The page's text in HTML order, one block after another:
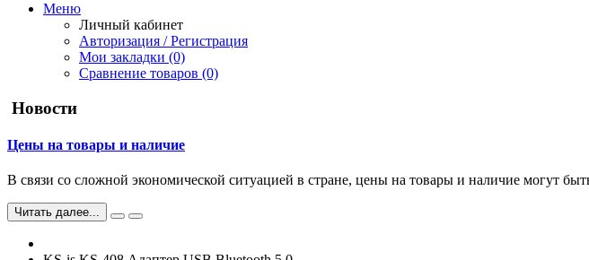
Меню
Личный кабинет
Авторизация / Регистрация
Мои закладки (0)
Сравнение товаров (0)
Новости
Цены на товары и наличие
В связи со сложной экономической ситуацией в стране, цены на товары и наличие могут
Читать далее...